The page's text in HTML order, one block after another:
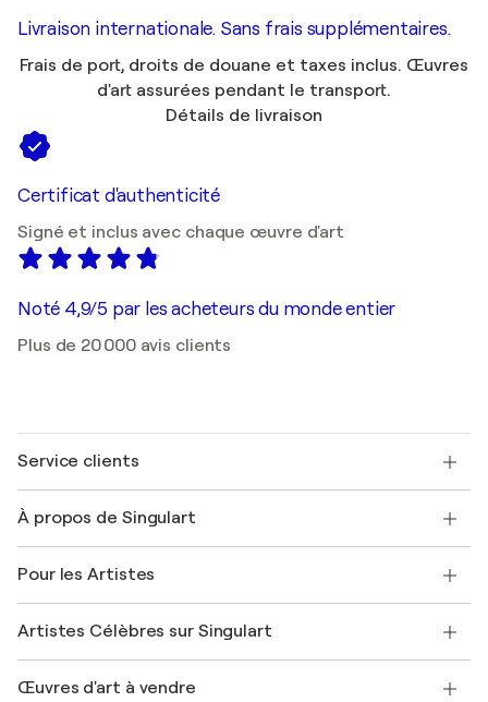
Livraison internationale. Sans frais supplémentaires.
Frais de port, droits de douane et taxes inclus. Œuvres
d'art assurées pendant le transport.
Détails de livraison
Certificat d'authenticité
Signé et inclus avec chaque œuvre d'art
Noté 4,9/5 par les acheteurs du monde entier
Plus de 20 000 avis clients
Service clients
Expédition
Offrir une carte cadeau
Rejoignez notre programme commercial
Mon compte
+33 1 76 44 06 42
À propos de Singulart
FAQ
Magazine Singulart
Emplois
Découvrez une sélection d'art original
Pour les Artistes
Se connecter en tant qu'Artiste
Artistes Célèbres sur Singulart
Marc Chagall
Œuvres d'art à vendre